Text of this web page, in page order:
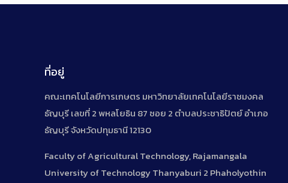
ที่อยู่
คณะเทคโนโลยีการเกษตร มหาวิทยาลัยเทคโนโลยีราชมงคล
ธัญบุรี เลขที่ 2 พหลโยธิน 87 ซอย 2 ตำบลประชาธิปัตย์ อำเภอ
ธัญบุรี จังหวัดปทุมธานี 12130
Faculty of Agricultural Technology, Rajamangala
University of Technology Thanyaburi 2 Phaholyothin